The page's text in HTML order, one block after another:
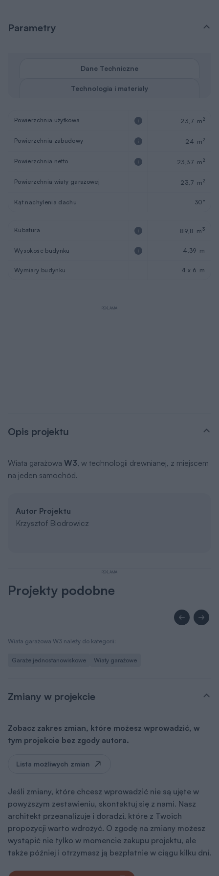
Parametry
Dane Techniczne
Technologia i materiały
Powierzchnia użytkowa 23,7 m2
Powierzchnia zabudowy 24 m2
Powierzchnia netto 23,37 m2
Powierzchnia wiaty garażowej 23,7 m2
Kąt nachylenia dachu 30°
Kubatura 89,8 m3
Wysokość budynku 4,39 m
Wymiary budynku 4 x 6 m
REKLAMA
Opis projektu
Wiata garażowa W3, w technologii drewnianej, z miejscem
na jeden samochód.
Autor Projektu
Krzysztof Biodrowicz
REKLAMA
Projekty podobne
Wiata garażowa W3 należy do kategorii:
Garaże jednostanowiskowe Wiaty garażowe
Zmiany w projekcie
Zobacz zakres zmian, które możesz wprowadzić, w
tym projekcie bez zgody autora.
Lista możliwych zmian
Jeśli zmiany, które chcesz wprowadzić nie są ujęte w
powyższym zestawieniu, skontaktuj się z nami. Nasz
architekt przeanalizuje i doradzi, które z Twoich
propozycji warto wdrożyć. O zgodę na zmiany możesz
wystąpić nie tylko w momencie zakupu projektu, ale
także później i otrzymasz ją bezpłatnie w ciągu kilku dni.